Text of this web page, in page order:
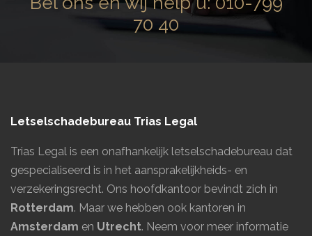
70 40
Letselschadebureau Trias Legal
Trias Legal is een onafhankelijk letselschadebureau dat
gespecialiseerd is in het aansprakelijkheids- en
verzekeringsrecht. Ons hoofdkantoor bevindt zich in
Rotterdam. Maar we hebben ook kantoren in
Amsterdam en Utrecht. Neem voor meer informatie